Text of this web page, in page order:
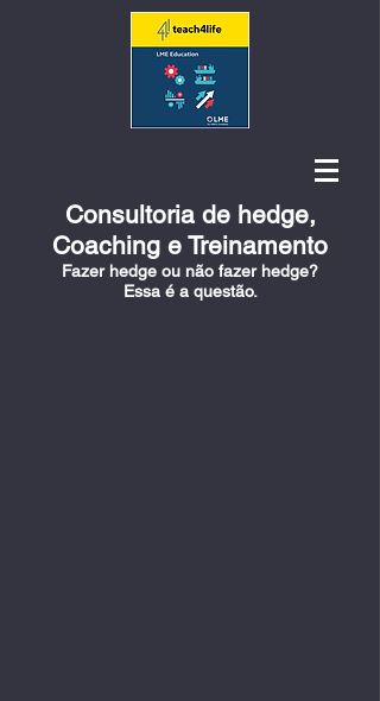
Consultoria de hedge,
Coaching e Treinamento
Fazer hedge ou não fazer hedge?
Essa é a questão.